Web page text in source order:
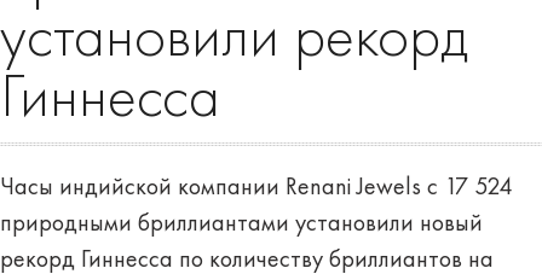
установили рекорд
Гиннесса
Часы индийской компании Renani Jewels с 17 524
природными бриллиантами установили новый
рекорд Гиннесса по количеству бриллиантов на